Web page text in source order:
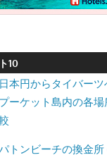
10
日本円からタイバー
プーケット島内の各
トンビーチの換金所